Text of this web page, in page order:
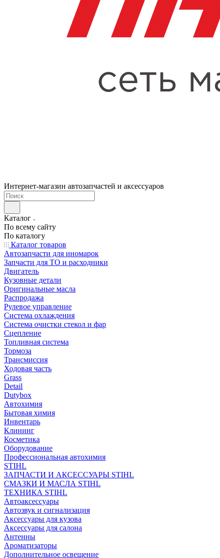
Интернет-магазин автозапчастей и аксессуаров
Каталог
По всему сайту
По каталогу
Каталог товаров
Автозапчасти для иномарок
Запчасти для ТО и расходники
Двигатель
Кузовные детали
Оригинальные масла
Распродажа
Рулевое управление
Система охлаждения
Система очистки стекол и фар
Сцепление
Топливная система
Тормоза
Трансмиссия
Ходовая часть
Grass
Detail
Dutybox
Автохимия
Бытовая химия
Инвентарь
Клининг
Косметика
Оборудование
Профессиональная автохимия
STIHL
ЗАПЧАСТИ И АКСЕССУАРЫ STIHL
СМАЗКИ И МАСЛА STIHL
ТЕХНИКА STIHL
Автоаксессуары
Автозвук и сигнализация
Аксессуары для кузова
Аксессуары для салона
Антенны
Ароматизаторы
Дополнительное освещение